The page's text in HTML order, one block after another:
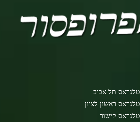
טלגראס תל אביב
טלגראס ראשון לציון
טלגראס קישור